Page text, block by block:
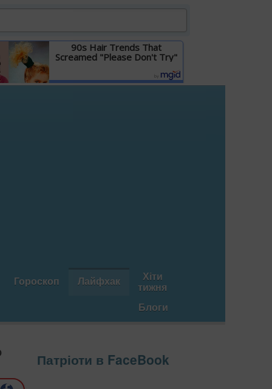
90s Hair Trends That
Screamed "Please Don't Try"
Детальніше
Гороскоп Лайфхак Хіти
тижня
Блоги
Патріоти в FaceBook